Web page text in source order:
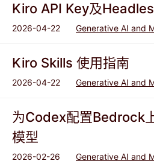
Kiro API Key及
2026-04-22 Generative AI and
Kiro Skills 使用指南
2026-04-22 Generative AI and
为Codex配置Bedrock
模型
2026-02-26 Generative AI and